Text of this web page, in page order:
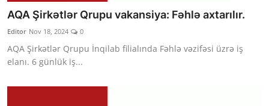
AQA Şirkətlər Qrupu vakansiya: Fəhlə axtarılır.
Editor Nov 18, 2024 0
AQA Şirkətlər Qrupu İnqilab filialında Fəhlə vəzifəsi üzrə iş
elanı. 6 günlük iş...